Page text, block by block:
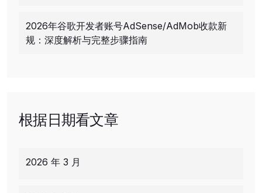
2026年谷歌开发者账号AdSense/AdMob收款新
规：深度解析与完整步骤指南
根据日期看文章
2026 年 3 月